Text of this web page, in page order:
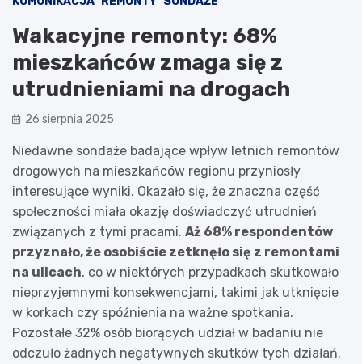
Wakacyjne remonty: 68%
mieszkańców zmaga się z
utrudnieniami na drogach
26 sierpnia 2025
Niedawne sondaże badające wpływ letnich remontów
drogowych na mieszkańców regionu przyniosły
interesujące wyniki. Okazało się, że znaczna część
społeczności miała okazję doświadczyć utrudnień
związanych z tymi pracami. Aż 68% respondentów
przyznało, że osobiście zetknęło się z remontami
na ulicach, co w niektórych przypadkach skutkowało
nieprzyjemnymi konsekwencjami, takimi jak utknięcie
w korkach czy spóźnienia na ważne spotkania.
Pozostałe 32% osób biorących udział w badaniu nie
odczuło żadnych negatywnych skutków tych działań.